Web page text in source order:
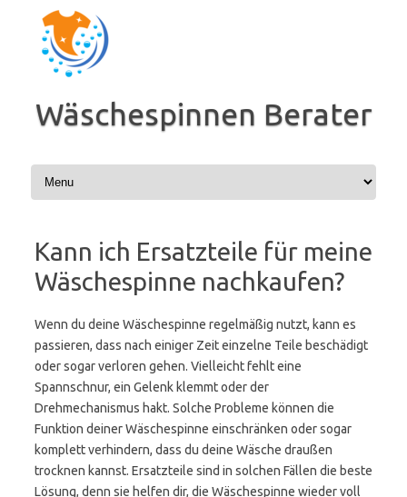
Inhalt
springen
Wäschespinnen Berater
Kann ich Ersatzteile für meine
Wäschespinne nachkaufen?
Wenn du deine Wäschespinne regelmäßig nutzt, kann es
passieren, dass nach einiger Zeit einzelne Teile beschädigt
oder sogar verloren gehen. Vielleicht fehlt eine
Spannschnur, ein Gelenk klemmt oder der
Drehmechanismus hakt. Solche Probleme können die
Funktion deiner Wäschespinne einschränken oder sogar
komplett verhindern, dass du deine Wäsche draußen
trocknen kannst. Ersatzteile sind in solchen Fällen die beste
Lösung, denn sie helfen dir, die Wäschespinne wieder voll